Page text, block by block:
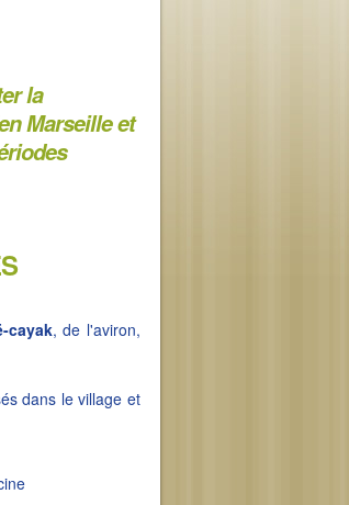
la
Marseille et
cayak, de l'aviron,
dans le village et